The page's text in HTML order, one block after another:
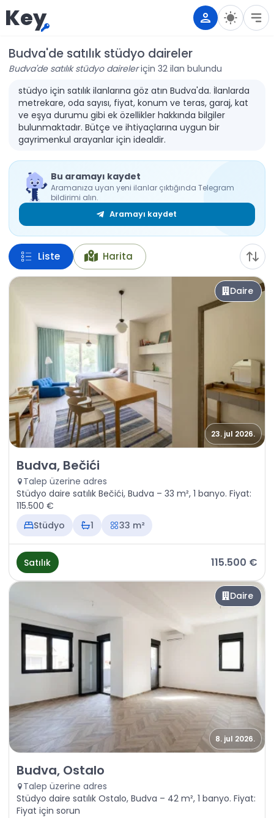
Key
Budva'de satılık stüdyo daireler
Budva'de satılık stüdyo daireleriçin 32 ilan bulundu
stüdyo için satılık ilanlarına göz atın Budva'da. İlanlarda
metrekare, oda sayısı, fiyat, konum ve teras, garaj, kat
ve eşya durumu gibi ek özellikler hakkında bilgiler
bulunmaktadır. Bütçe ve ihtiyaçlarına uygun bir
gayrimenkul arayanlar için idealdir.
Bu aramayı kaydet
Aramanıza uyan yeni ilanlar çıktığında Telegram
bildirimi alın.
Aramayı kaydet
Liste Harita
Daire
23. jul 2026.
Satılık - Daire Budva, Bečići
Budva, Bečići
Talep üzerine adres
Stüdyo daire satılık Bečići, Budva – 33 m², 1 banyo. Fiyat:
115.500 €
Stüdyo
1 33 m²
Satılık 115.500 €
Daire
8. jul 2026.
Satılık - Daire Budva, Ostalo
Budva, Ostalo
Talep üzerine adres
Stüdyo daire satılık Ostalo, Budva – 42 m², 1 banyo. Fiyat:
Fiyat için sorun